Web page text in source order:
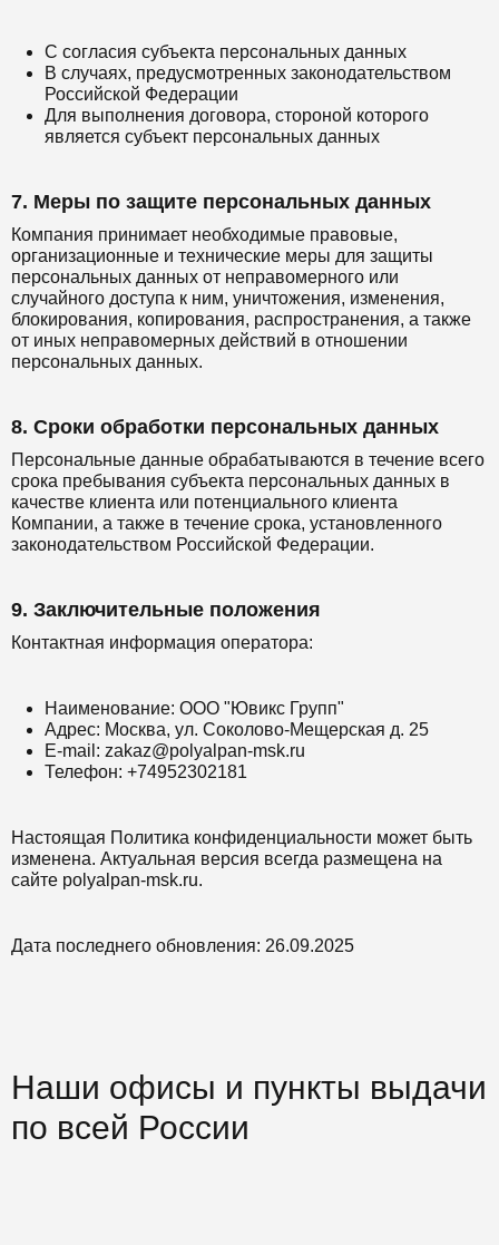
С согласия субъекта персональных данных
В случаях, предусмотренных законодательством
Российской Федерации
Для выполнения договора, стороной которого
является субъект персональных данных
7. Меры по защите персональных данных
Компания принимает необходимые правовые,
организационные и технические меры для защиты
персональных данных от неправомерного или
случайного доступа к ним, уничтожения, изменения,
блокирования, копирования, распространения, а также
от иных неправомерных действий в отношении
персональных данных.
8. Сроки обработки персональных данных
Персональные данные обрабатываются в течение всего
срока пребывания субъекта персональных данных в
качестве клиента или потенциального клиента
Компании, а также в течение срока, установленного
законодательством Российской Федерации.
9. Заключительные положения
Контактная информация оператора:
Наименование: ООО "Ювикс Групп"
Адрес: Москва, ул. Соколово-Мещерская д. 25
E-mail: zakaz@polyalpan-msk.ru
Телефон: +74952302181
Настоящая Политика конфиденциальности может быть
изменена. Актуальная версия всегда размещена на
сайте polyalpan-msk.ru.
Дата последнего обновления: 26.09.2025
Наши офисы и пункты выдачи
по всей России